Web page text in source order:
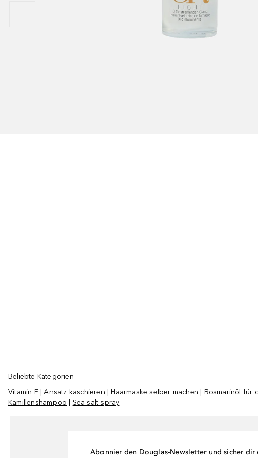
Beliebte Kategorien
Vitamin E|Ansatz kaschieren |Haarmaske selber machen Rosmarinöl für
Kamillenshampoo
Sea salt spray
Abonnier den Douglas-Newsletter und sicher dir